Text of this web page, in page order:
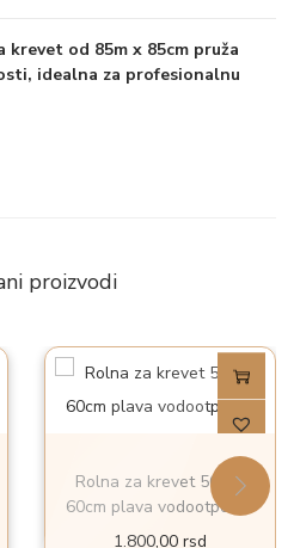
od 85m x 85cm pruža
idealna za profesionalnu
proizvodi
Rolna za krevet 50m x
60cm plava vodootporna
1.800,00 rsd